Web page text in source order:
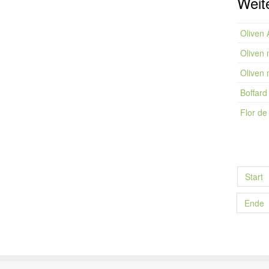
Oliven
Oliven
Oliven
Flor
Start
Ende